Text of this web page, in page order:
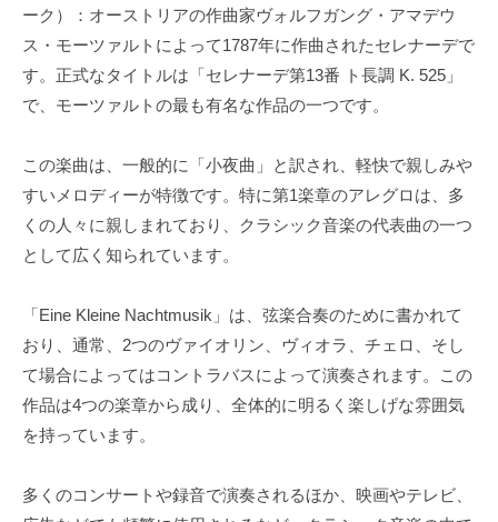
ーク）：オーストリアの作曲家ヴォルフガング・アマデウ
ス・モーツァルトによって1787年に作曲されたセレナーデで
す。正式なタイトルは「セレナーデ第13番 ト長調 K. 525」
で、モーツァルトの最も有名な作品の一つです。
この楽曲は、一般的に「小夜曲」と訳され、軽快で親しみや
すいメロディーが特徴です。特に第1楽章のアレグロは、多
くの人々に親しまれており、クラシック音楽の代表曲の一つ
として広く知られています。
「Eine Kleine Nachtmusik」は、弦楽合奏のために書かれて
おり、通常、2つのヴァイオリン、ヴィオラ、チェロ、そし
て場合によってはコントラバスによって演奏されます。この
作品は4つの楽章から成り、全体的に明るく楽しげな雰囲気
を持っています。
多くのコンサートや録音で演奏されるほか、映画やテレビ、